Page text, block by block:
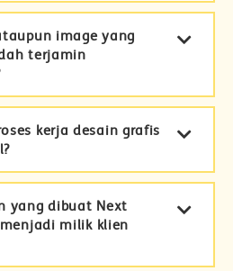
image yang
terjamin
kerja desain grafis
yang dibuat Next
milik klien